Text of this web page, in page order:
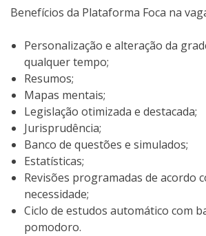
Benefícios da Plataforma Foca na
Personalização e alteração da
qualquer tempo;
Resumos;
Mapas mentais;
Legislação otimizada e destacada;
Jurisprudência;
Banco de questões e simulados;
Estatísticas;
Revisões programadas de acordo
necessidade;
Ciclo de estudos automático com
pomodoro.